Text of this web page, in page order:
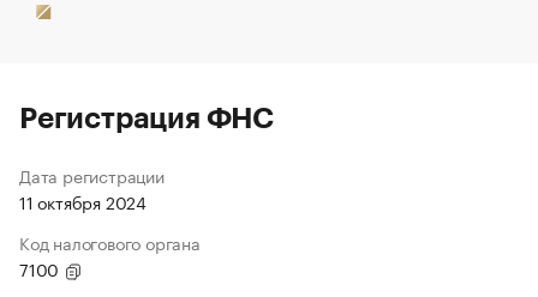
Регистрация ФНС
Дата регистрации
11 октября 2024
Код налогового органа
7100